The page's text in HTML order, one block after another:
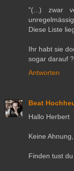
"(...) zwar
Diese Liste
Ihr habt sie
sogar darauf
Antworten
Beat
Hallo Herbert
Keine
Finden tust